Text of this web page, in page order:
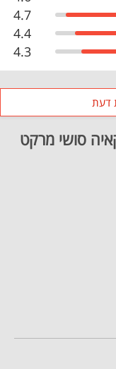
4.7
4.4
4.3
דעת